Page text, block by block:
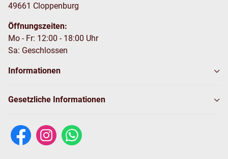
49661 Cloppenburg
Öffnungszeiten:
Mo - Fr: 12:00 - 18:00 Uhr
Sa: Geschlossen
Informationen
Gesetzliche Informationen